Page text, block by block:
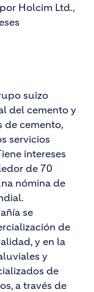
Holcim Ltd.,
suizo
del cemento y
de cemento,
servicios
intereses
de 70
nómina de
se
de
y en la
y
de
a través de